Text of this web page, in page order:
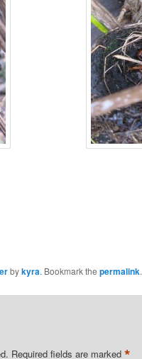
bykyra. Bookmark the permalink.
Required fields are marked